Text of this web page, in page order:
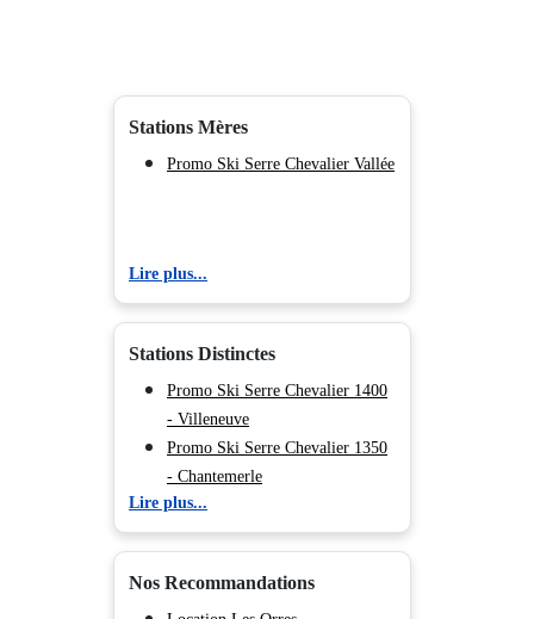
Stations Mères
Promo Ski Serre Chevalier Vallée
Lire plus...
Stations Distinctes
Promo Ski Serre Chevalier 1400
- Villeneuve
Promo Ski Serre Chevalier 1350
- Chantemerle
Promo Ski Serre Chevalier 1200
- Briançon
- Monêtier Les Bains
Lire plus...
Nos Recommandations